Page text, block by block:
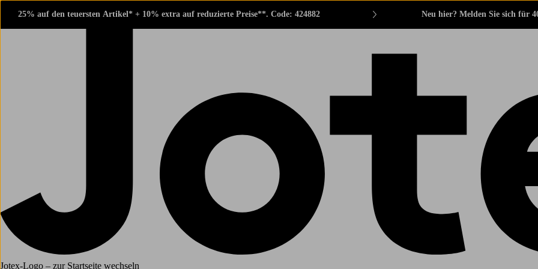
25% auf den teuersten Artikel* + 10% extra auf reduzierte Preise**. Code: 424882 Neu hier? Melden Sie sich für
Jotex-Logo – zur Startseite wechseln